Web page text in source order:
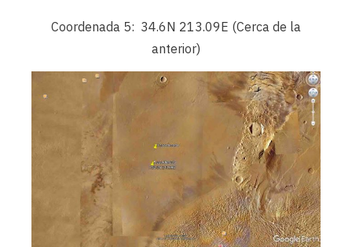
Coordenada 5: 34.6N 213.09E (Cerca de la
anterior)